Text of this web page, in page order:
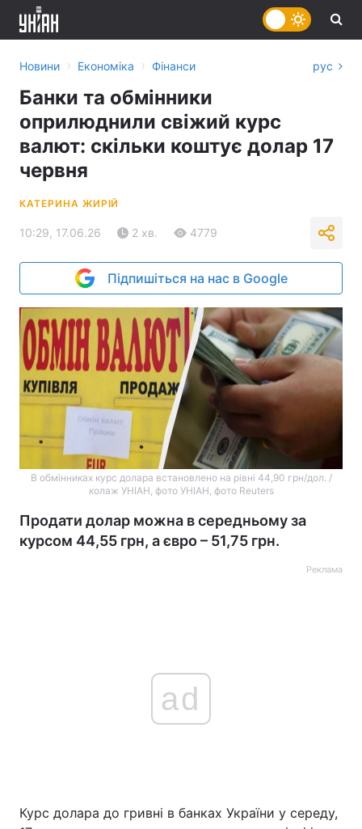
Новини › Економіка › Фінанси рус
Банки та обмінники
оприлюднили свіжий курс
валют: скільки коштує долар 17
червня
КАТЕРИНА ЖИРІЙ
10:29, 17.06.26 2 хв. 4779
Підпишіться на нас в Google
В обмінниках курс долара встановлено на рівні 44,90 грн/дол. /
колаж УНІАН, фото УНІАН, фото Reuters
Продати долар можна в середньому за
курсом 44,55 грн, а євро – 51,75 грн.
Реклама
ad
Курс долара до гривні в банках України у середу,